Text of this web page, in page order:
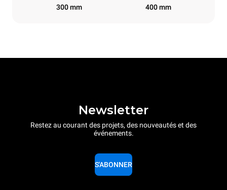
300 mm 400 mm
Newsletter
Restez au courant des projets, des nouveautés et des
événements.
S'ABONNER